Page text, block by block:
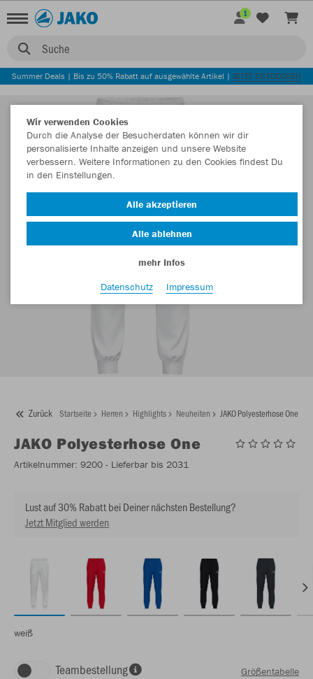
Suche
1
Summer Deals | Bis zu 50% Rabatt auf ausgewählte Artikel | JETZT ENTDECKEN
Zurück Startseite Herren Highlights Neuheiten JAKO Polyesterhose One
JAKO Polyesterhose One
Artikelnummer: 9200 - Lieferbar bis 2031
Lust auf 30% Rabatt bei Deiner nächsten Bestellung?
Jetzt Mitglied werden
weiß
Teambestellung Größentabelle
Wir verwenden Cookies
Durch die Analyse der Besucherdaten können wir dir
personalisierte Inhalte anzeigen und unsere Website
verbessern. Weitere Informationen zu den Cookies findest Du
in den Einstellungen.
Alle akzeptieren
Alle ablehnen
mehr Infos
Datenschutz
Impressum